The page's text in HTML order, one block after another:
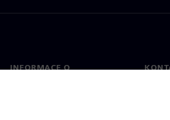
INFORMACE O